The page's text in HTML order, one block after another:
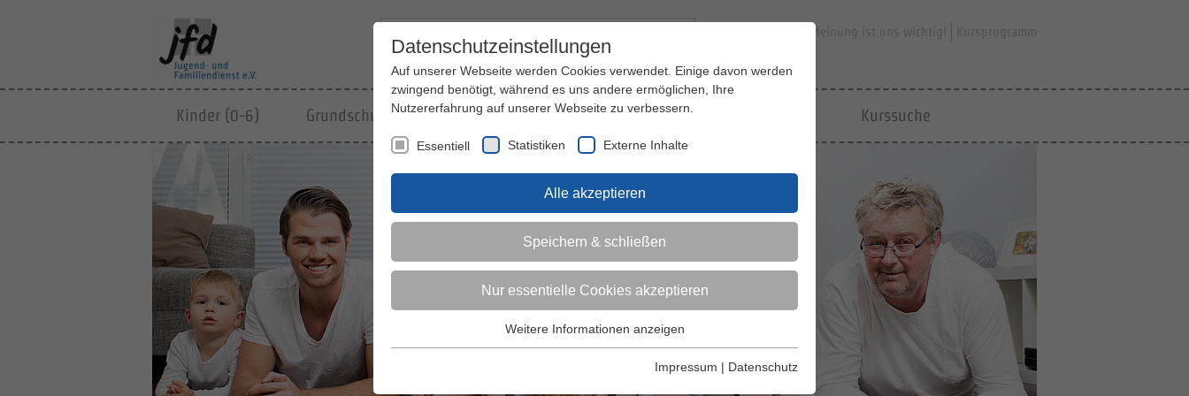
Ihre Meinung ist uns wichtig! Kursprogramm
Kinder (0-6) Grundschulkinder Jugendliche Erwachsene Kurssuche
Datenschutzeinstellungen
Auf unserer Webseite werden Cookies verwendet. Einige davon werden
zwingend benötigt, während es uns andere ermöglichen, Ihre
Nutzererfahrung auf unserer Webseite zu verbessern.
Essentiell Statistiken Externe Inhalte
Alle akzeptieren
Speichern & schließen
Nur essentielle Cookies akzeptieren
Essentielle Cookies werden für grundlegende Funktionen der
Weitere Informationen anzeigen
Impressum | Datenschutz